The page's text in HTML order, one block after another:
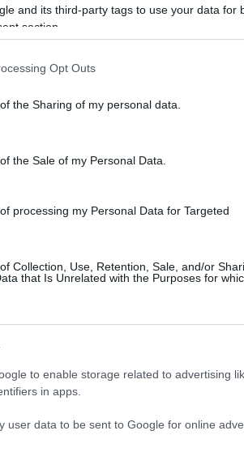
and its third-party tags to use your data for
section.
Opt Outs
the Sharing of my personal data.
the Sale of my Personal Data.
processing my Personal Data for Targeted
Collection, Use, Retention, Sale, and/or
that Is Unrelated with the Purposes for
to enable storage related to advertising
in apps.
user data to be sent to Google for online
Lower Minnets Field
fechan wedi'i chuddio yng